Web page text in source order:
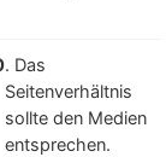
. Das
Seitenverhältnis
sollte den Medien
entsprechen.